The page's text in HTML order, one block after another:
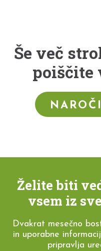
Še več
poiščite
Želite biti
vsem iz
Dvakrat mesečno
in uporabne
pripravlja